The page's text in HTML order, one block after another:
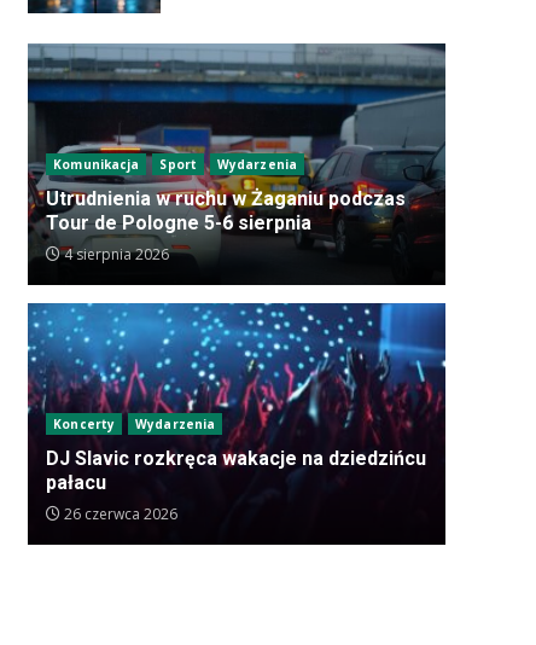
Komunikacja Sport Wydarzenia
Utrudnienia w ruchu w Żaganiu podczas
Tour de Pologne 5-6 sierpnia
4 sierpnia 2026
Koncerty Wydarzenia
DJ Slavic rozkręca wakacje na dziedzińcu
pałacu
26 czerwca 2026